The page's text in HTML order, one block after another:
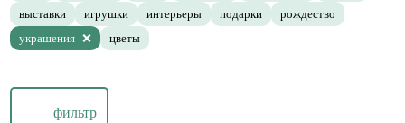
выставки
игрушки интерьеры подарки
рождество
украшения
цветы
фильтр